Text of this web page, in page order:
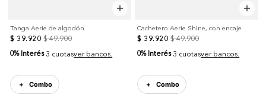
Tanga Aerie de algodón
$ 39. 920 $ 49.900
0% Interés 3 cuotasver bancos.
Combo
Cachetero Aerie Shine, con encaje
$ 39. 920 $ 49.900
0% Interés 3 cuotasver bancos.
Combo